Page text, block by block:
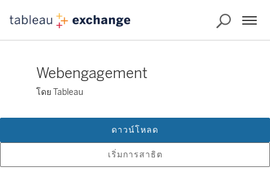
Webengagement
โดย Tableau
เริ่มการสาธิต
ดาวน์โหลด